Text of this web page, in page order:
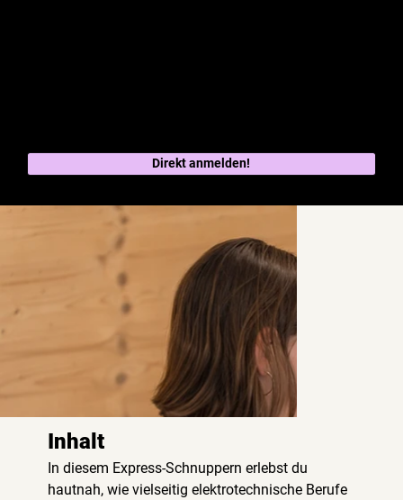
Direkt anmelden!
Inhalt
In diesem Express-Schnuppern erlebst du
hautnah, wie vielseitig elektrotechnische Berufe